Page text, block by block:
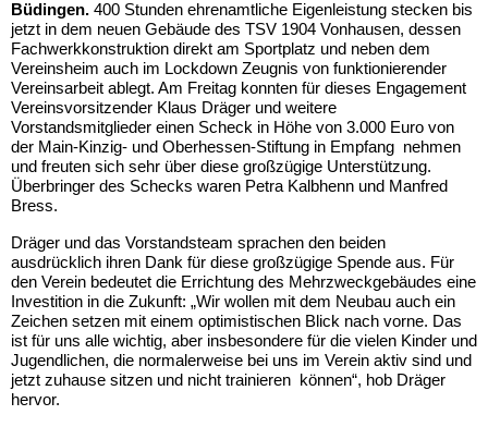
Büdingen. 400 Stunden ehrenamtliche Eigenleistung stecken bis
jetzt in dem neuen Gebäude des TSV 1904 Vonhausen, dessen
Fachwerkkonstruktion direkt am Sportplatz und neben dem
Vereinsheim auch im Lockdown Zeugnis von funktionierender
Vereinsarbeit ablegt. Am Freitag konnten für dieses Engagement
Vereinsvorsitzender Klaus Dräger und weitere
Vorstandsmitglieder einen Scheck in Höhe von 3.000 Euro von
der Main-Kinzig- und Oberhessen-Stiftung in Empfang nehmen
und freuten sich sehr über diese großzügige Unterstützung.
Überbringer des Schecks waren Petra Kalbhenn und Manfred
Bress.
Dräger und das Vorstandsteam sprachen den beiden
ausdrücklich ihren Dank für diese großzügige Spende aus. Für
den Verein bedeutet die Errichtung des Mehrzweckgebäudes eine
Investition in die Zukunft: „Wir wollen mit dem Neubau auch ein
Zeichen setzen mit einem optimistischen Blick nach vorne. Das
ist für uns alle wichtig, aber insbesondere für die vielen Kinder und
Jugendlichen, die normalerweise bei uns im Verein aktiv sind und
jetzt zuhause sitzen und nicht trainieren können“, hob Dräger
hervor.